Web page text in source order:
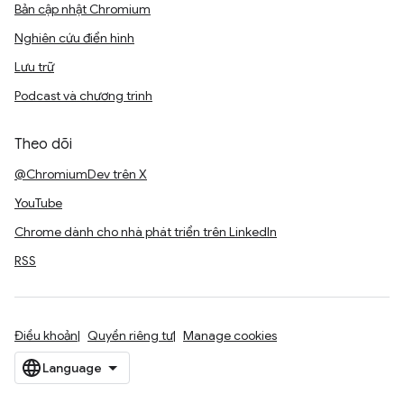
Bản cập nhật Chromium
Nghiên cứu điển hình
Lưu trữ
Podcast và chương trình
Theo dõi
@ChromiumDev trên X
YouTube
Chrome dành cho nhà phát triển trên LinkedIn
RSS
Điều khoản Quyền riêng tư Manage cookies